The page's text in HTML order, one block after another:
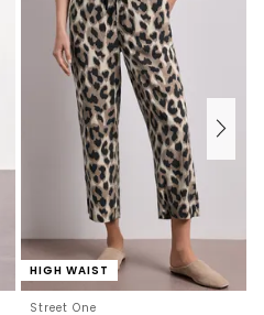
HIGH WAIST
Street One